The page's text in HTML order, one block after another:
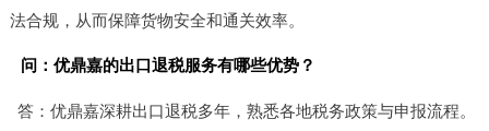
法合规，从而保障货物安全和通关效率。
问：优鼎嘉的出口退税服务有哪些优势？
答：优鼎嘉深耕出口退税多年，熟悉各地税务政策与申报流程。